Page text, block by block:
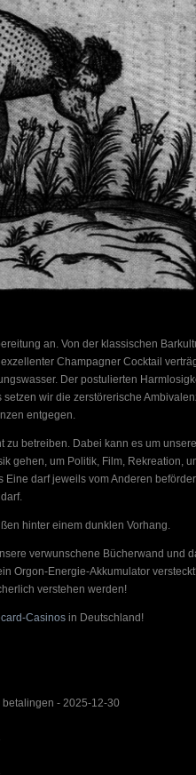
an. Von der klassischen
Champagner Cocktail
Der postulierten
wir die zerstörerische
entgegen.
zu betreiben. Dabei kann es um unsere
gehen, um Politik, Film, Rekreation,
Eine darf jeweils vom Anderen
hinter einem dunklen Vorhang.
verwunschene Bücherwand und
Orgon-Energie-Akkumulator
verstehen werden!
Casinos in Deutschland!
- 2025-12-30